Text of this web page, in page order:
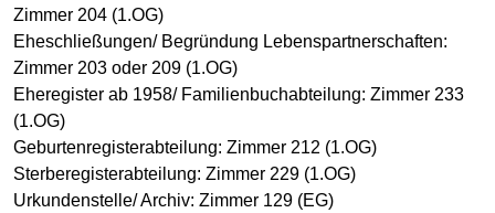
Zimmer 204 (1.OG)
Eheschließungen/ Begründung Lebenspartnerschaften:
Zimmer 203 oder 209 (1.OG)
Eheregister ab 1958/ Familienbuchabteilung: Zimmer 233
(1.OG)
Geburtenregisterabteilung: Zimmer 212 (1.OG)
Sterberegisterabteilung: Zimmer 229 (1.OG)
Urkundenstelle/ Archiv: Zimmer 129 (EG)